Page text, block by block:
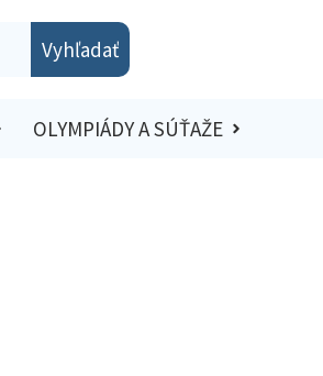
Vyhľadať
OLYMPIÁDY A SÚŤAŽE